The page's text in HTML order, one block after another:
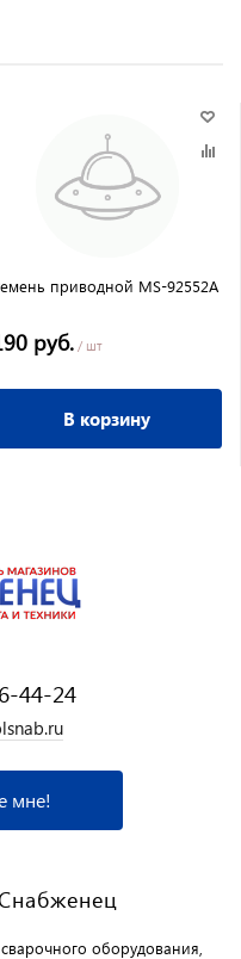
приводной МS-92552А
руб. / шт
В корзину
44-24
мне!
оборудования,